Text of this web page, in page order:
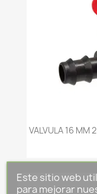
VALVULA 16 MM
Este sitio web
para mejorar